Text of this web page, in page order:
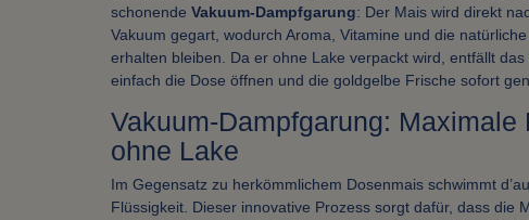
schonende Vakuum-Dampfgarung: Der Mais wird direkt
Vakuum gegart, wodurch Aroma, Vitamine und die
erhalten bleiben. Da er ohne Lake verpackt wird, entfällt
einfach die Dose öffnen und die goldgelbe Frische sofort
Vakuum-Dampfgarung: Maximale
ohne Lake
Im Gegensatz zu herkömmlichem Dosenmais schwimmt
Flüssigkeit. Dieser innovative Prozess sorgt dafür, dass die